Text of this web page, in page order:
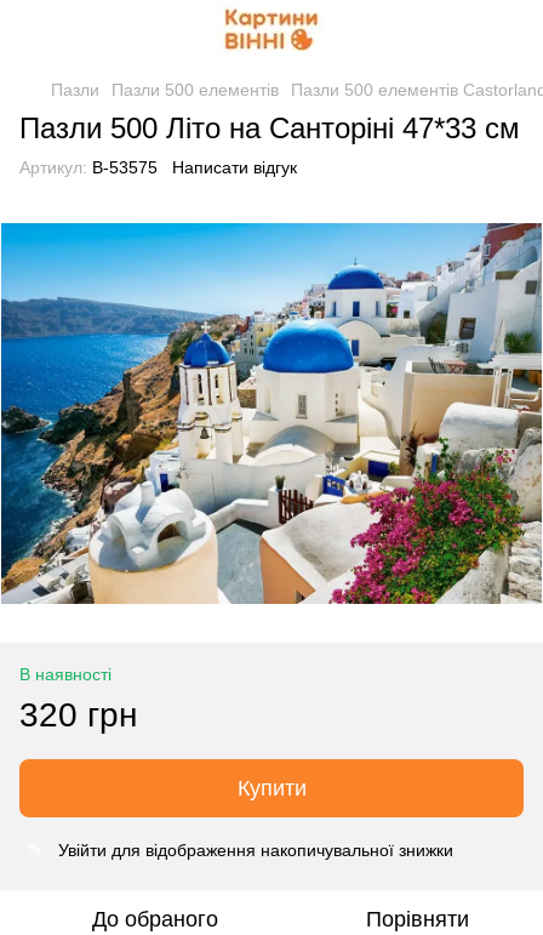
Пазли Пазли 500 елементів Пазли 500 елементів
Пазли 500 Літо на Санторіні 47*33 см
Артикул: B-53575 Написати відгук
В наявності
320 грн
Купити
Увійти для відображення накопичувальної знижки
До обраного Порівняти